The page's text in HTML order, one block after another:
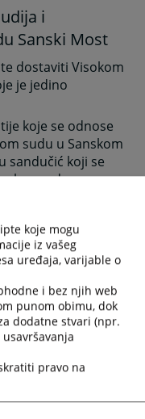
i
Sanski Most
dostaviti Visokom
je jedino
koje se odnose
sudu u Sanskom
sandučić koji se
suda u
dostavljaju se
koje mogu
iz vašeg
uređaja, varijable o
i bez njih web
punom obimu, dok
dodatne stvari (npr.
pravo na